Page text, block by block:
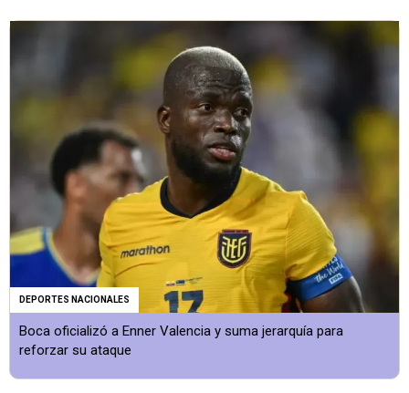
DEPORTES NACIONALES
Boca oficializó a Enner Valencia y suma jerarquía para
reforzar su ataque